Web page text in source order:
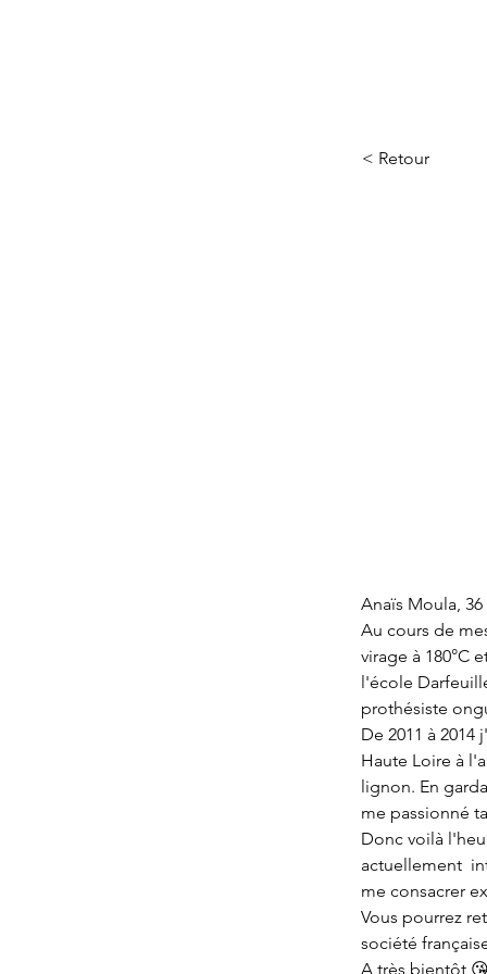
< Retour
Anaïs Moula,
Au cours de
virage à 180°C
l'école
prothésiste
De 2011 à
Haute Loire à
lignon. En
me passionné
Donc voilà
actuellement
me consacrer
Vous pourrez
société
A très bientôt 😘